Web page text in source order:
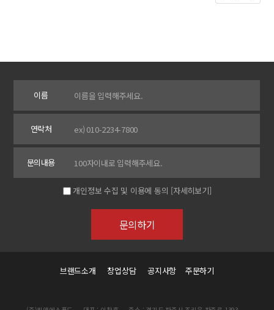
이름
연락처
문의내용
개인정보 수집 및 이용에 동의 [자세히보기]
브랜드소개 창업상담 공지사항 주문하기